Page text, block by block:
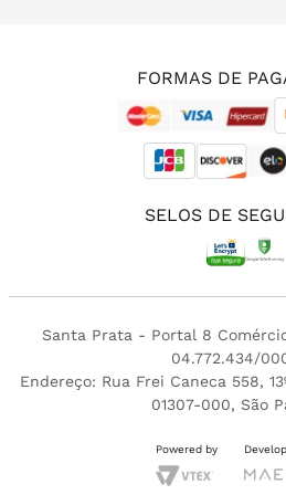
FORMAS DE
SELOS DE
Santa Prata - Portal 8
04.772.434/
Endereço: Rua Frei Caneca 558,
01307-000, São
Powered by